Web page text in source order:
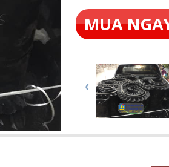
MUA